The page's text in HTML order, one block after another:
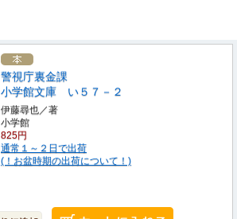
警視庁裏金課
小学館文庫 い５７－２
伊藤尋也／著
小学館
825円
通常１～２日で出荷
(！お盆時期の出荷について！)